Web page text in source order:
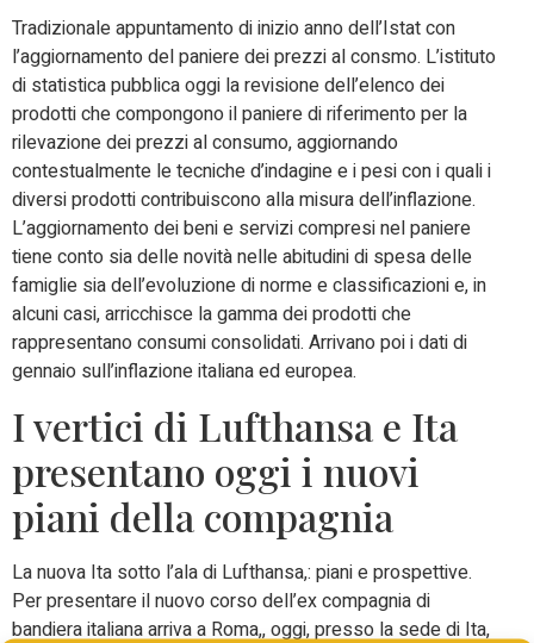
Tradizionale appuntamento di inizio anno dell’Istat con
l’aggiornamento del paniere dei prezzi al consmo. L’istituto
di statistica pubblica oggi la revisione dell’elenco dei
prodotti che compongono il paniere di riferimento per la
rilevazione dei prezzi al consumo, aggiornando
contestualmente le tecniche d’indagine e i pesi con i quali i
diversi prodotti contribuiscono alla misura dell’inflazione.
L’aggiornamento dei beni e servizi compresi nel paniere
tiene conto sia delle novità nelle abitudini di spesa delle
famiglie sia dell’evoluzione di norme e classificazioni e, in
alcuni casi, arricchisce la gamma dei prodotti che
rappresentano consumi consolidati. Arrivano poi i dati di
gennaio sull’inflazione italiana ed europea.
I vertici di Lufthansa e Ita
presentano oggi i nuovi
piani della compagnia
La nuova Ita sotto l’ala di Lufthansa,: piani e prospettive.
Per presentare il nuovo corso dell’ex compagnia di
bandiera italiana arriva a Roma,, oggi, presso la sede di Ita,